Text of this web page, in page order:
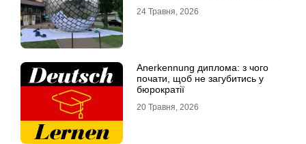
24 Травня, 2026
Anerkennung диплома: з чого
почати, щоб не загубитись у
бюрократії
20 Травня, 2026